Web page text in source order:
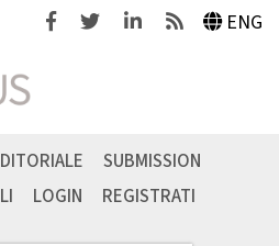
FacebookTwitterLinkedinFeeds ENG
SUBMISSION
LOGIN REGISTRATI